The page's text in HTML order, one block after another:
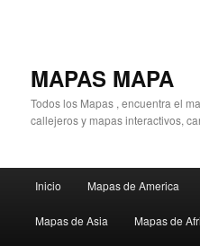
MAPAS MAPA
Todos los Mapas , encuentra el
callejeros y mapas interactivos,
principal
Inicio Mapas de America
Mapas de Asia Mapas de